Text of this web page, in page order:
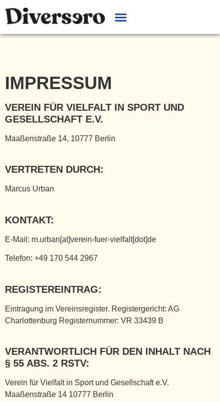
IMPRESSUM
VEREIN FÜR VIELFALT IN SPORT UND
GESELLSCHAFT E.V.
Maaßenstraße 14, 10777 Berlin
VERTRETEN DURCH:
Marcus Urban
KONTAKT:
E-Mail: m.urban[at]verein-fuer-vielfalt[dot]de
Telefon: +49 170 544 2967
REGISTEREINTRAG:
Eintragung im Vereinsregister. Registergericht: AG
Charlottenburg Registernummer: VR 33439 B
VERANTWORTLICH FÜR DEN INHALT NACH
§ 55 ABS. 2 RSTV:
Verein für Vielfalt in Sport und Gesellschaft e.V.
Maaßenstraße 14 10777 Berlin